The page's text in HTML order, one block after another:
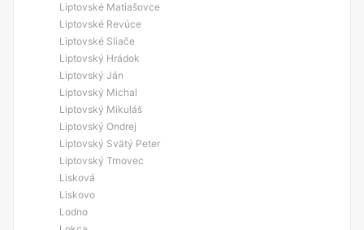
Liptovské Matiašovce
Liptovské Revúce
Liptovské Sliače
Liptovský Hrádok
Liptovský Ján
Liptovský Michal
Liptovský Mikuláš
Liptovský Ondrej
Liptovský Svätý Peter
Liptovský Trnovec
Lisková
Liskovo
Lodno